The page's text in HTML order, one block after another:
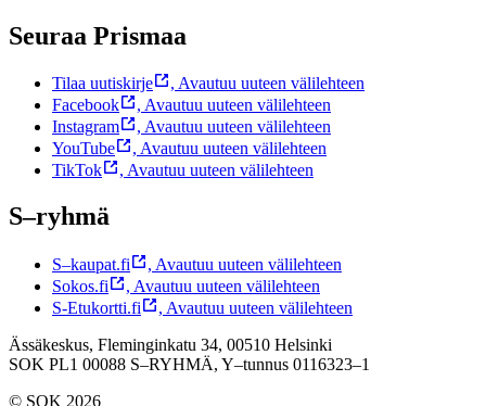
Seuraa Prismaa
Tilaa uutiskirje , Avautuu uuteen välilehteen
Facebook
, Avautuu uuteen välilehteen
Instagram
, Avautuu uuteen välilehteen
YouTube
, Avautuu uuteen välilehteen
TikTok
, Avautuu uuteen välilehteen
S–ryhmä
S–kaupat.fi , Avautuu uuteen välilehteen
Sokos.fi
, Avautuu uuteen välilehteen
S-Etukortti.fi
, Avautuu uuteen välilehteen
Ässäkeskus, Fleminginkatu 34, 00510 Helsinki
SOK PL1 00088 S–RYHMÄ, Y–tunnus 0116323–1
© SOK 2026